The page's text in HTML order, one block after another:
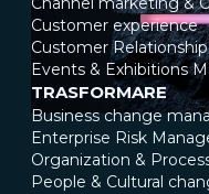
Customer experience
Customer
Events & Exhibitions
TRASFORMARE
Business change
Enterprise Risk
Organization &
People & Cultural